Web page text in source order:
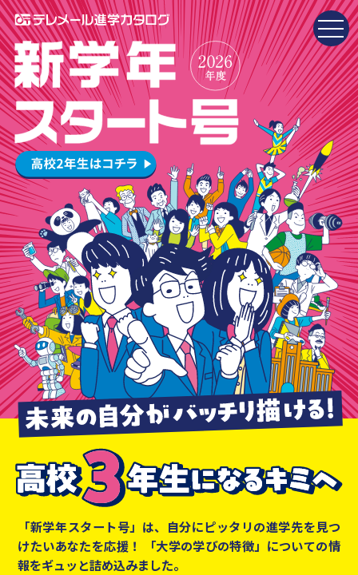
「新学年スタート号」は、自分にピッタリの進学先を見つ
けたいあなたを応援！
「大学の学びの特徴」についての情
報をギュッと詰め込みました。